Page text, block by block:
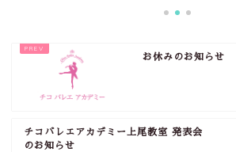
お休みのお知らせ
チコバレエアカデミー上尾教室 発表会
のお知らせ